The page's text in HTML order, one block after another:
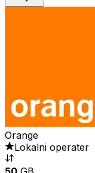
Orange
Lokalni operater